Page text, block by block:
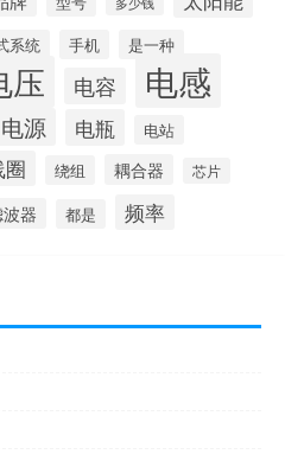
系统 手机 是一种
压 电容 电感
电源 电瓶 电站
圈 绕组 耦合器 芯片
器 都是 频率